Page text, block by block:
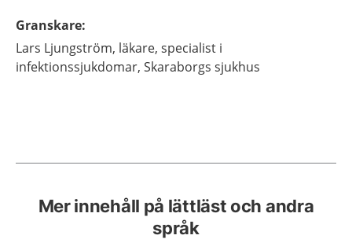
Granskare:
Lars Ljungström, läkare, specialist i
infektionssjukdomar, Skaraborgs sjukhus
Mer innehåll på lättläst och andra
språk